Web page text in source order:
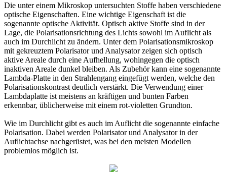
Die unter einem Mikroskop untersuchten Stoffe haben verschiedene
optische Eigenschaften. Eine wichtige Eigenschaft ist die
sogenannte optische Aktivität. Optisch aktive Stoffe sind in der
Lage, die Polarisationsrichtung des Lichts sowohl im Auflicht als
auch im Durchlicht zu ändern. Unter dem Polarisationsmikroskop
mit gekreuztem Polarisator und Analysator zeigen sich optisch
aktive Areale durch eine Aufhellung, wohingegen die optisch
inaktiven Areale dunkel bleiben. Als Zubehör kann eine sogenannte
Lambda-Platte in den Strahlengang eingefügt werden, welche den
Polarisationskontrast deutlich verstärkt. Die Verwendung einer
Lambdaplatte ist meistens an kräftigen und bunten Farben
erkennbar, üblicherweise mit einem rot-violetten Grundton.
Wie im Durchlicht gibt es auch im Auflicht die sogenannte einfache
Polarisation. Dabei werden Polarisator und Analysator in der
Auflichtachse nachgerüstet, was bei den meisten Modellen
problemlos möglich ist.